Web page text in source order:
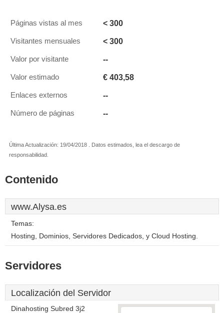
Páginas vistas al mes < 300
Visitantes mensuales < 300
Valor por visitante --
Valor estimado € 403,58
Enlaces externos --
Número de páginas --
Última Actualización: 19/04/2018 . Datos estimados, lea el descargo de
responsabilidad.
Contenido
www.Alysa.es
Temas:
Hosting, Dominios, Servidores Dedicados, y Cloud Hosting.
Servidores
Localización del Servidor
Dinahosting Subred 3j2